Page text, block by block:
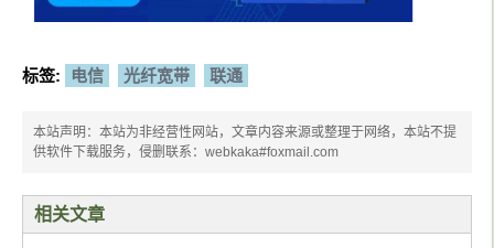
标签: 电信 光纤宽带 联通
本站声明：本站为非经营性网站，文章内容来源或整理于网络，本站不提
供软件下载服务，侵删联系：webkaka#foxmail.com
相关文章